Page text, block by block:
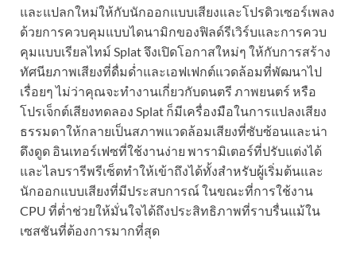
และแปลกใหม่ให้กับนักออกแบบเสียงและโปรดิวเซอร์เพลง
ด้วยการควบคุมแบบไดนามิกของฟิลด์รีเวิร์บและการควบ
คุมแบบเรียลไทม์ Splat จึงเปิดโอกาสใหม่ๆ ให้กับการสร้าง
ทัศนียภาพเสียงที่ดื่มด่ำและเอฟเฟกต์แวดล้อมที่พัฒนาไป
เรื่อยๆ ไม่ว่าคุณจะทำงานเกี่ยวกับดนตรี ภาพยนตร์ หรือ
โปรเจ็กต์เสียงทดลอง Splat ก็มีเครื่องมือในการแปลงเสียง
ธรรมดาให้กลายเป็นสภาพแวดล้อมเสียงที่ซับซ้อนและน่า
ดึงดูด อินเทอร์เฟซที่ใช้งานง่าย พารามิเตอร์ที่ปรับแต่งได้
และไลบรารีพรีเซ็ตทำให้เข้าถึงได้ทั้งสำหรับผู้เริ่มต้นและ
นักออกแบบเสียงที่มีประสบการณ์ ในขณะที่การใช้งาน
CPU ที่ต่ำช่วยให้มั่นใจได้ถึงประสิทธิภาพที่ราบรื่นแม้ใน
เซสชันที่ต้องการมากที่สุด